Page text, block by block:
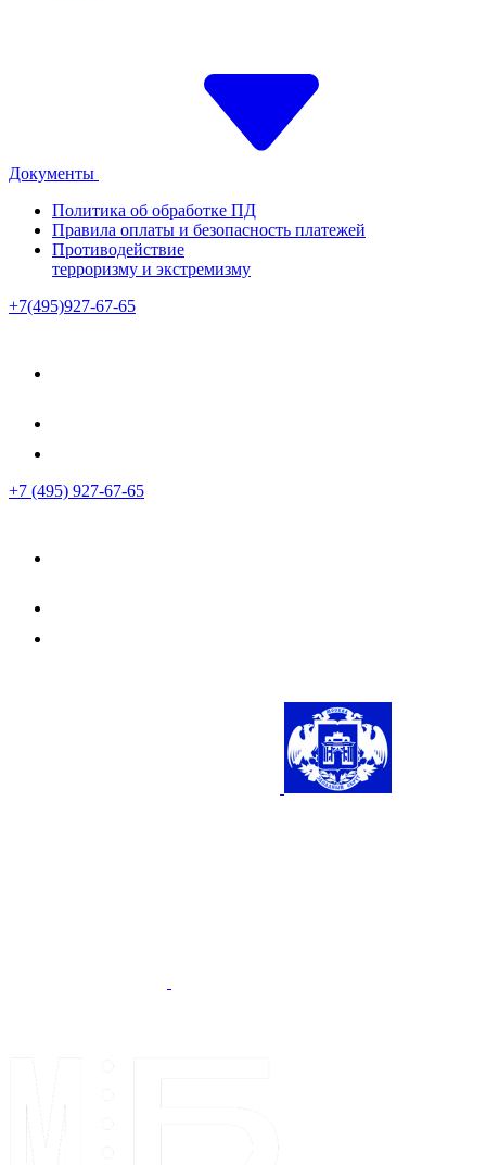
Документы
Политика об обработке ПД
Правила оплаты и безопасность платежей
Противодействие
терроризму и экстремизму
+7(495)927-67-65
+7 (495) 927-67-65